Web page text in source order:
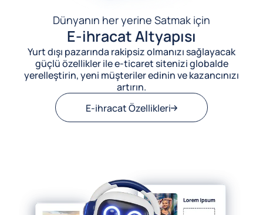
Dünyanın her yerine Satmak için
E-ihracat Altyapısı
Yurt dışı pazarında rakipsiz olmanızı sağlayacak
güçlü özellikler ile e-ticaret sitenizi globalde
yerelleştirin, yeni müşteriler edinin ve kazancınızı
artırın.
E-ihracat Özellikleri